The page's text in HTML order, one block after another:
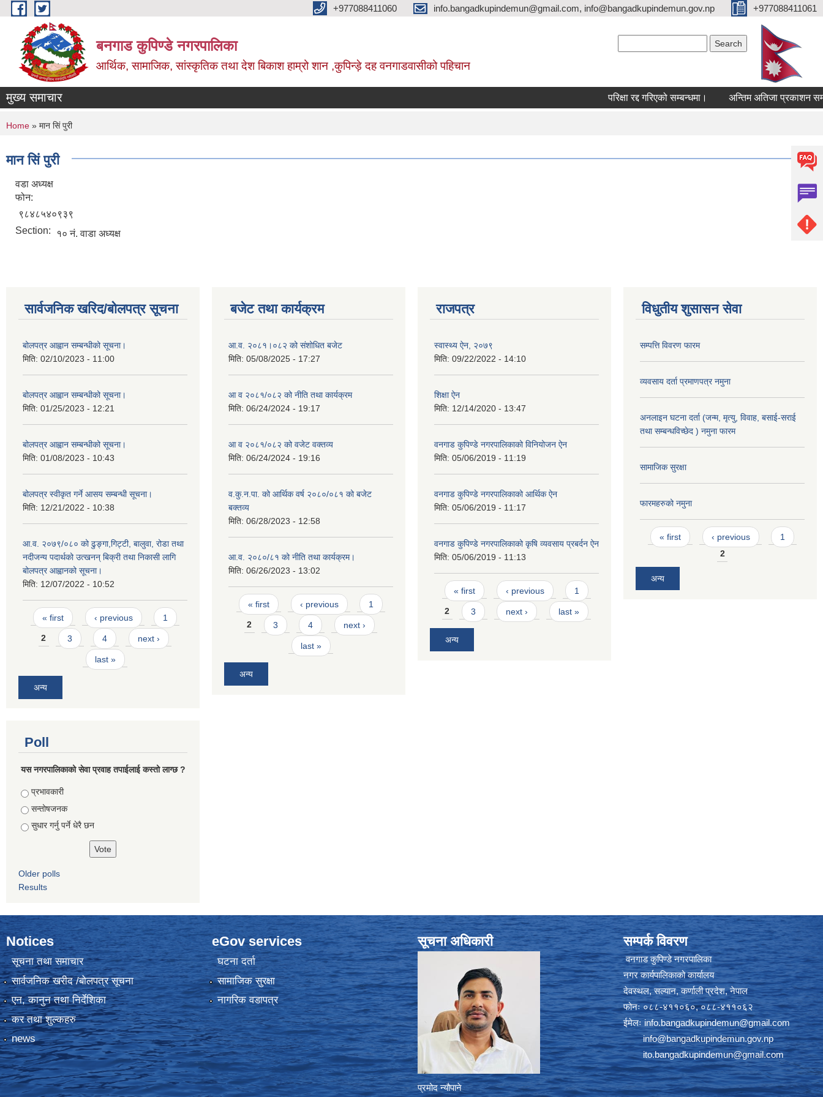
Skip to main content +977088411060 info.bangadkupindemun@gmail.com, info@bangadkupindemun.gov.np +977088411061
बनगाड कुपिण्डे नगरपालिका
आर्थिक, सामाजिक, सांस्कृतिक तथा देश बिकाश हाम्रो शान ,कुपिन्ड़े दह वनगाडवासीको पहिचान
मुख्य समाचार परिक्षा रद्द गरिएको सम्बन्धमा। अन्तिम अतिजा प्रकाशन
You are here
Home » मान सिं पुरी
मान सिं पुरी
वडा अध्यक्ष
फोन:
९८४८५४०९३९
Section:
१० नं. वाडा अध्यक्ष
सार्वजनिक खरिद/बोलपत्र सूचना
बोलपत्र आह्वान सम्बन्धीको सूचना।
मिति: 02/10/2023 - 11:00
बोलपत्र आह्वान सम्बन्धीको सूचना।
मिति: 01/25/2023 - 12:21
बोलपत्र आह्वान सम्बन्धीको सूचना।
मिति: 01/08/2023 - 10:43
बोलपत्र स्वीकृत गर्ने आसय सम्बन्धी सूचना।
मिति: 12/21/2022 - 10:38
आ.व. २०७९/०८० को ढुङ्गा,गिट्टी, बालुवा, रोडा तथा
नदीजन्य पदार्थको उत्खनन् बिक्री तथा निकासी लागि
बोलपत्र आह्वानको सूचना।
मिति: 12/07/2022 - 10:52
Pages
« first ‹ previous 1
2 3 4 next ›
last »
अन्य
बजेट तथा कार्यक्रम
आ.व. २०८१।०८२ को संशोधित बजेट
मिति: 05/08/2025 - 17:27
आ व २०८१/०८२ को नीति तथा कार्यक्रम
मिति: 06/24/2024 - 19:17
आ व २०८१/०८२ को वजेट वक्तव्य
मिति: 06/24/2024 - 19:16
व.कु.न.पा. को आर्थिक वर्ष २०८०/०८१ को बजेट
बक्तव्य
मिति: 06/28/2023 - 12:58
आ.व. २०८०/८१ को नीति तथा कार्यक्रम।
मिति: 06/26/2023 - 13:02
Pages
« first ‹ previous 1
2 3 4 next ›
last »
अन्य
राजपत्र
स्वास्थ्य ऐन, २०७९
मिति: 09/22/2022 - 14:10
शिक्षा ऐन
मिति: 12/14/2020 - 13:47
वनगाड कुपिण्डे नगरपालिकाको विनियोजन ऐन
मिति: 05/06/2019 - 11:19
वनगाड कुपिण्डे नगरपालिकाको आर्थिक ऐन
मिति: 05/06/2019 - 11:17
वनगाड कुपिण्डे नगरपालिकाको कृषि व्यवसाय प्रबर्दन ऐन
मिति: 05/06/2019 - 11:13
Pages
« first ‹ previous 1
2 3 next › last »
अन्य
विधुतीय शुसासन सेवा
सम्पत्ति विवरण फारम
व्यवसाय दर्ता प्रमाणपत्र नमुना
अनलाइन घटना दर्ता (जन्म, मृत्यु, विवाह, बसाई-सराई
तथा सम्बन्धविच्छेद ) नमुना फारम
सामाजिक सुरक्षा
फारमहरुको नमुना
Pages
« first ‹ previous
1
2
अन्य
Poll
यस नगरपालिकाको सेवा प्रवाह तपाईलाई कस्तो लाग्छ ?
Choices
प्रभावकारी
सन्तोषजनक
सुधार गर्नु पर्ने धेरै छन
Older polls
Results
Notices
सूचना तथा समाचार
सार्वजनिक खरीद /बोलपत्र सूचना
एन, कानुन तथा निर्देशिका
कर तथा शुल्कहरु
news
eGov services
घटना दर्ता
सामाजिक सुरक्षा
नागरिक वडापत्र
सूचना अधिकारी
प्रमोद न्यौपाने
सम्पर्क विवरण
वनगाड कुपिण्डे नगरपालिका
नगर कार्यपालिकाको कार्यालय
देवस्थल, सल्यान, कर्णाली प्रदेश, नेपाल
फोनः ०८८-४११०६०, ०८८-४११०६२
ईमेलःinfo.bangadkupindemun@gmail.com
info@bangadkupindemun.gov.np
ito.bangadkupindemun@gmail.com